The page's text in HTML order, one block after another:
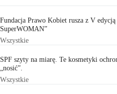
Fundacja Prawo Kobiet rusza z V
SuperWOMAN”
Wszystkie
SPF szyty na miarę. Te kosmetyki
„nosić”.
Wszystkie